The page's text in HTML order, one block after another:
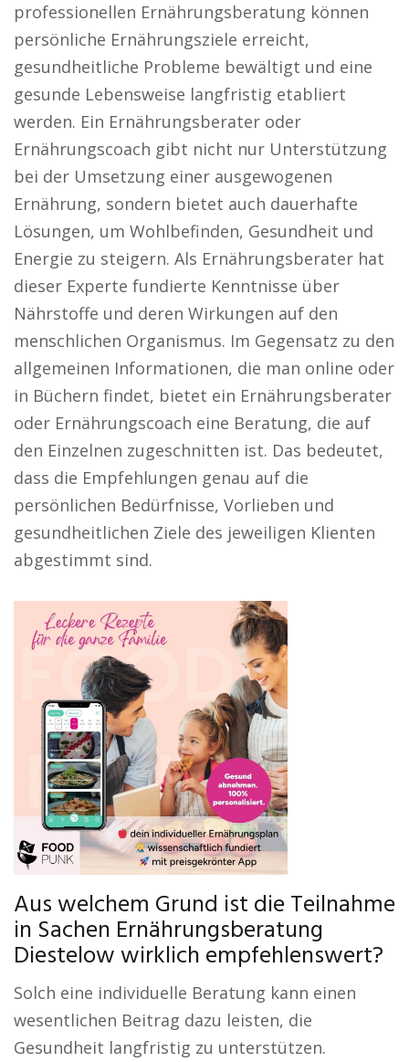
professionellen Ernährungsberatung können
persönliche Ernährungsziele erreicht,
gesundheitliche Probleme bewältigt und eine
gesunde Lebensweise langfristig etabliert
werden. Ein Ernährungsberater oder
Ernährungscoach gibt nicht nur Unterstützung
bei der Umsetzung einer ausgewogenen
Ernährung, sondern bietet auch dauerhafte
Lösungen, um Wohlbefinden, Gesundheit und
Energie zu steigern. Als Ernährungsberater hat
dieser Experte fundierte Kenntnisse über
Nährstoffe und deren Wirkungen auf den
menschlichen Organismus. Im Gegensatz zu den
allgemeinen Informationen, die man online oder
in Büchern findet, bietet ein Ernährungsberater
oder Ernährungscoach eine Beratung, die auf
den Einzelnen zugeschnitten ist. Das bedeutet,
dass die Empfehlungen genau auf die
persönlichen Bedürfnisse, Vorlieben und
gesundheitlichen Ziele des jeweiligen Klienten
abgestimmt sind.
Aus welchem Grund ist die Teilnahme
in Sachen Ernährungsberatung
Diestelow wirklich empfehlenswert?
Solch eine individuelle Beratung kann einen
wesentlichen Beitrag dazu leisten, die
Gesundheit langfristig zu unterstützen.